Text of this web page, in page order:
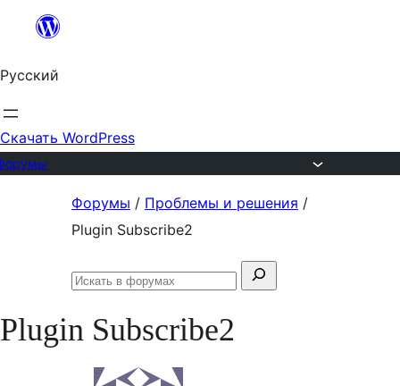
Перейти
содержимому
Русский
Скачать WordPress
Форумы / Проблемы и решения /
Plugin Subscribe2
Поиск:
Искать
Plugin Subscribe2